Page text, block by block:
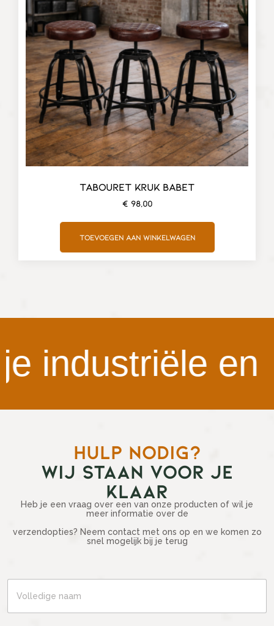
TABOURET KRUK BABET
€98,00
Toevoegen aan winkelwagen
en
HULP NODIG?
WIJ STAAN VOOR JE
KLAAR
Heb je een vraag over een van onze producten of wil je
meer informatie over de
verzendopties? Neem contact met ons op en we komen zo
snel mogelijk bij je terug